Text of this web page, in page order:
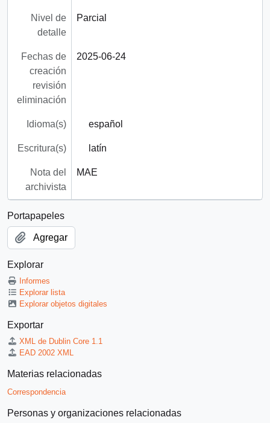
Nivel de
detalle
Parcial
Fechas de
creación
revisión
eliminación
2025-06-24
Idioma(s) español
Escritura(s) latín
Nota del
archivista
MAE
Portapapeles
Agregar
Explorar
Informes
Explorar lista
Explorar objetos digitales
Exportar
XML de Dublin Core 1.1
EAD 2002 XML
Materias relacionadas
Correspondencia
Personas y organizaciones relacionadas